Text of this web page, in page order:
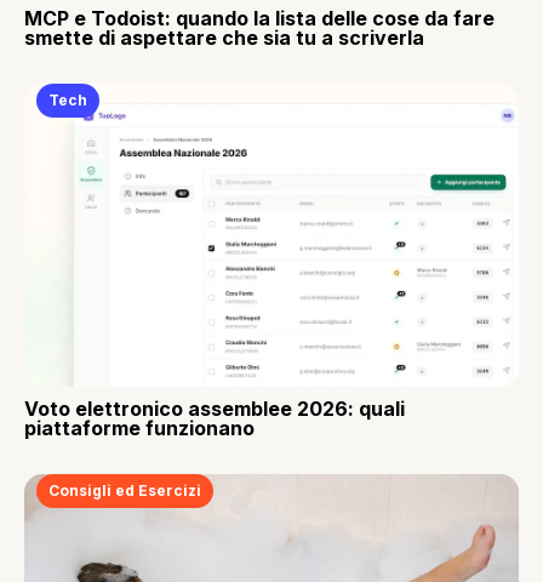
MCP e Todoist: quando la lista delle cose da fare
smette di aspettare che sia tu a scriverla
Tech
Voto elettronico assemblee 2026: quali
piattaforme funzionano
Consigli ed Esercizi